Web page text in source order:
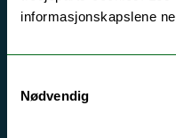
informasjonskapslene
Nødvendig